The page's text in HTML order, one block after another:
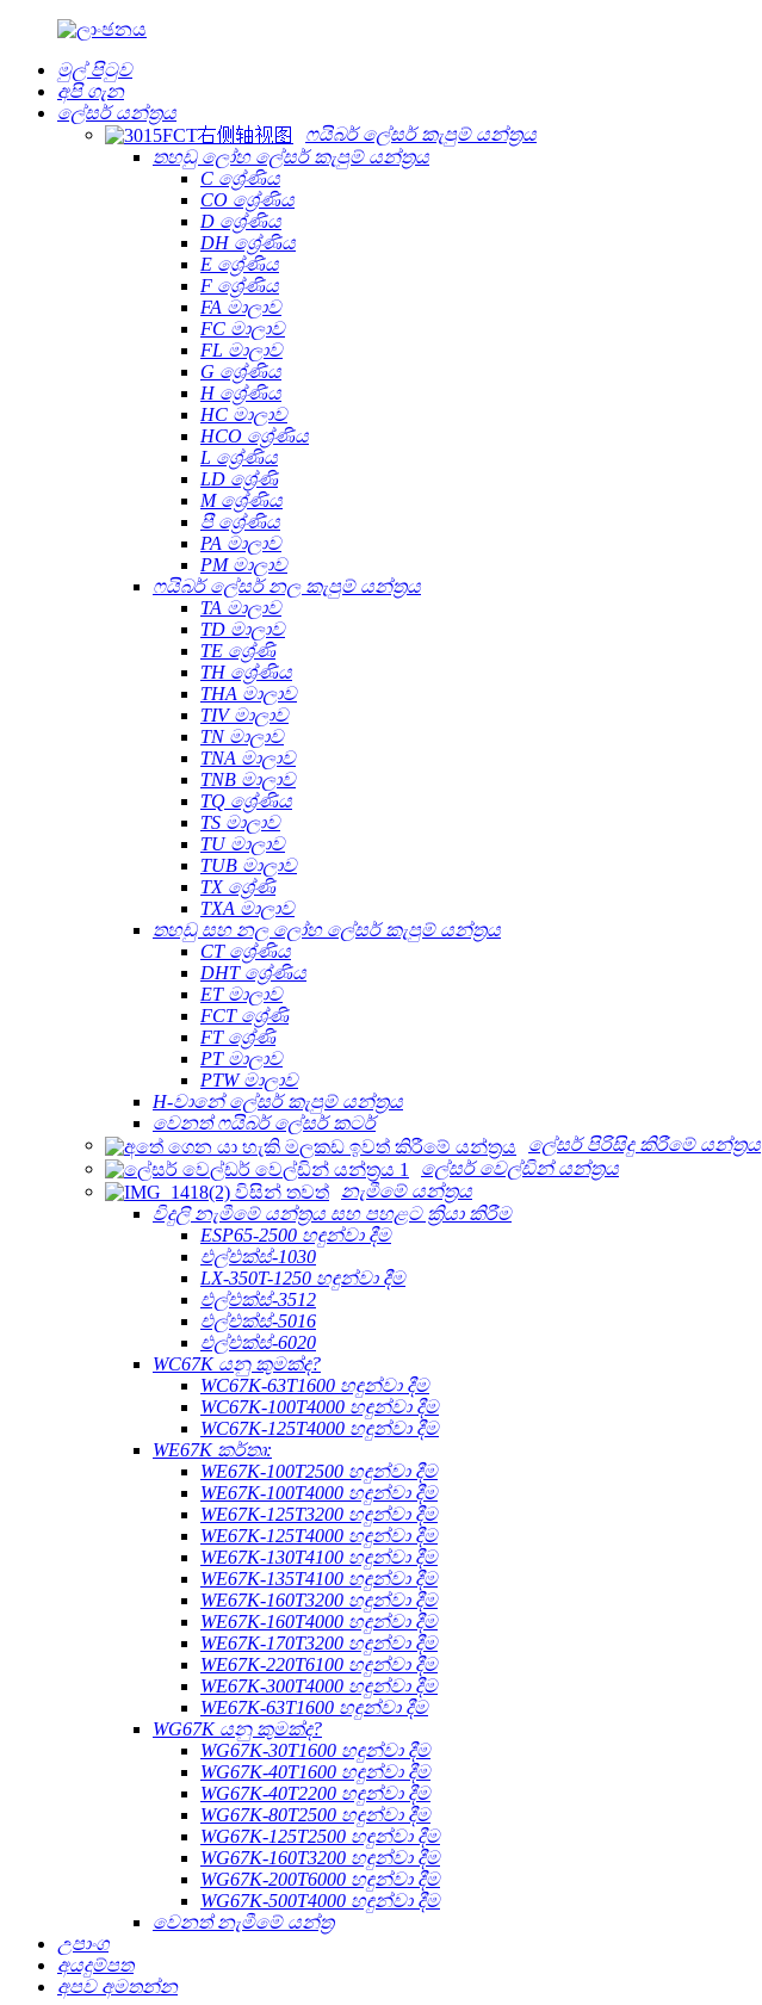
මුල් පිටුව
අපි ගැන
ලේසර් යන්ත්‍රය
ෆයිබර් ලේසර් කැපුම් යන්ත්‍රය
තහඩු ලෝහ ලේසර් කැපුම් යන්ත්‍රය
C ශ්‍රේණිය
CO ශ්‍රේණිය
D ශ්‍රේණිය
DH ශ්‍රේණිය
E ශ්‍රේණිය
F ශ්‍රේණිය
FA මාලාව
FC මාලාව
FL මාලාව
G ශ්‍රේණිය
H ශ්‍රේණිය
HC මාලාව
HCO ශ්‍රේණිය
L ශ්‍රේණිය
LD ශ්‍රේණි
M ශ්‍රේණිය
පී ශ්‍රේණිය
PA මාලාව
PM මාලාව
ෆයිබර් ලේසර් නල කැපුම් යන්ත්‍රය
TA මාලාව
TD මාලාව
TE ශ්‍රේණි
TH ශ්‍රේණිය
THA මාලාව
TIV මාලාව
TN මාලාව
TNA මාලාව
TNB මාලාව
TQ ශ්‍රේණිය
TS මාලාව
TU මාලාව
TUB මාලාව
TX ශ්‍රේණි
TXA මාලාව
තහඩු සහ නල ලෝහ ලේසර් කැපුම් යන්ත්‍රය
CT ශ්‍රේණිය
DHT ශ්‍රේණිය
ET මාලාව
FCT ශ්‍රේණි
FT ශ්‍රේණි
PT මාලාව
PTW මාලාව
H-වානේ ලේසර් කැපුම් යන්ත්‍රය
වෙනත් ෆයිබර් ලේසර් කටර්
ලේසර් පිරිසිදු කිරීමේ යන්ත්‍රය
ලේසර් වෙල්ඩින් යන්ත්‍රය
නැමීමේ යන්ත්‍රය
විදුලි නැමීමේ යන්ත්‍රය සහ පහළට ක්‍රියා කිරීම
ESP65-2500 හඳුන්වා දීම
එල්එක්ස්-1030
LX-350T-1250 හඳුන්වා දීම
එල්එක්ස්-3512
එල්එක්ස්-5016
එල්එක්ස්-6020
WC67K යනු කුමක්ද?
WC67K-63T1600 හඳුන්වා දීම
WC67K-100T4000 හඳුන්වා දීම
WC67K-125T4000 හඳුන්වා දීම
WE67K කර්තෘ:
WE67K-100T2500 හඳුන්වා දීම
WE67K-100T4000 හඳුන්වා දීම
WE67K-125T3200 හඳුන්වා දීම
WE67K-125T4000 හඳුන්වා දීම
WE67K-130T4100 හඳුන්වා දීම
WE67K-135T4100 හඳුන්වා දීම
WE67K-160T3200 හඳුන්වා දීම
WE67K-160T4000 හඳුන්වා දීම
WE67K-170T3200 හඳුන්වා දීම
WE67K-220T6100 හඳුන්වා දීම
WE67K-300T4000 හඳුන්වා දීම
WE67K-63T1600 හඳුන්වා දීම
WG67K යනු කුමක්ද?
WG67K-30T1600 හඳුන්වා දීම
WG67K-40T1600 හඳුන්වා දීම
WG67K-40T2200 හඳුන්වා දීම
WG67K-80T2500 හඳුන්වා දීම
WG67K-125T2500 හඳුන්වා දීම
WG67K-160T3200 හඳුන්වා දීම
WG67K-200T6000 හඳුන්වා දීම
WG67K-500T4000 හඳුන්වා දීම
වෙනත් නැමීමේ යන්ත්‍ර
උපාංග
අයදුම්පත
අපව අමතන්න